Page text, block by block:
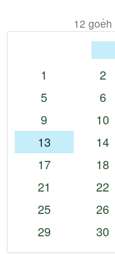
12
1
2
5
6
9
10
13
14
17
18
21
22
25
26
29
30